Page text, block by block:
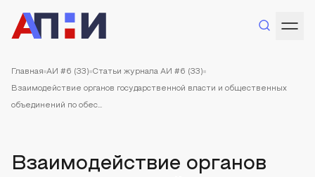
Главная АИ #6 (33) Статьи журнала АИ #6 (33)
Взаимодействие органов государственной власти и общественных
объединений по обес...
Взаимодействие органов